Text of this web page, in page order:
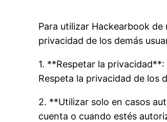
Para utilizar Hackearbook
privacidad de los demás
1. **Respetar la
Respeta la privacidad de los
2. **Utilizar solo en casos
cuenta o cuando estés